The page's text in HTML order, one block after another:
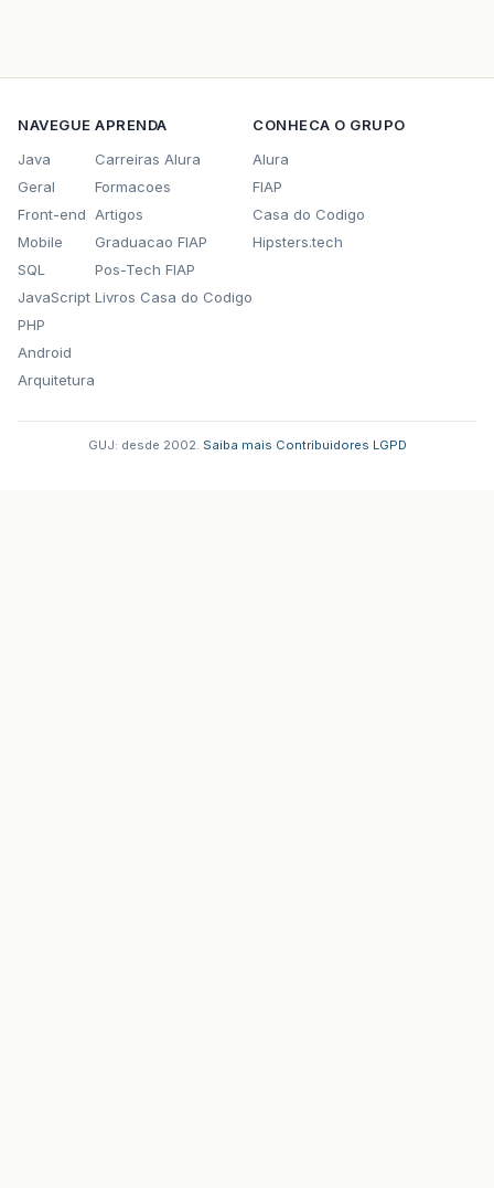
NAVEGUE
Java
Geral
Front-end
Mobile
SQL
JavaScript
PHP
Android
Arquitetura
APRENDA
Carreiras Alura
Formacoes
Artigos
Graduacao FIAP
Pos-Tech FIAP
Livros Casa do Codigo
CONHECA O GRUPO
Alura
FIAP
Casa do Codigo
Hipsters.tech
GUJ: desde 2002. Saiba mais Contribuidores LGPD